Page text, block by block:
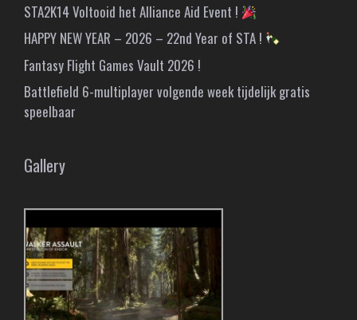
STA2K14 Voltooid het Alliance Aid Event !
HAPPY NEW YEAR – 2026 – 22nd Year of STA !
Fantasy Flight Games Vault 2026 !
Battlefield 6-multiplayer volgende week tijdelijk gratis
speelbaar
Gallery